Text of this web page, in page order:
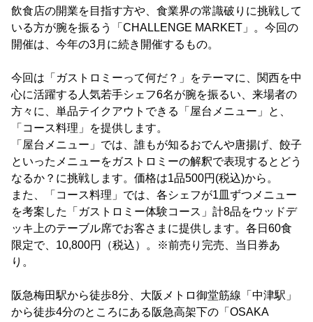
飲食店の開業を目指す方や、食業界の常識破りに挑戦して
いる方が腕を振るう「CHALLENGE MARKET」。今回の
開催は、今年の3月に続き開催するもの。
今回は「ガストロミーって何だ？」をテーマに、関西を中
心に活躍する人気若手シェフ6名が腕を振るい、来場者の
方々に、単品テイクアウトできる「屋台メニュー」と、
「コース料理」を提供します。
「屋台メニュー」では、誰もが知るおでんや唐揚げ、餃子
といったメニューをガストロミーの解釈で表現するとどう
なるか？に挑戦します。価格は1品500円(税込)から。
また、「コース料理」では、各シェフが1皿ずつメニュー
を考案した「ガストロミー体験コース」計8品をウッドデ
ッキ上のテーブル席でお客さまに提供します。各日60食
限定で、10,800円（税込）。※前売り完売、当日券あ
り。
阪急梅田駅から徒歩8分、大阪メトロ御堂筋線「中津駅」
から徒歩4分のところにある阪急高架下の「OSAKA